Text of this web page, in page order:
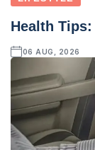
Health Tips:
06 AUG, 2026